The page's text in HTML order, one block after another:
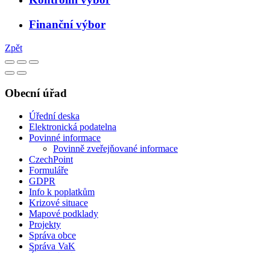
Finanční výbor
Zpět
Obecní úřad
Úřední deska
Elektronická podatelna
Povinné informace
Povinně zveřejňované informace
CzechPoint
Formuláře
GDPR
Info k poplatkům
Krizové situace
Mapové podklady
Projekty
Správa obce
Správa VaK